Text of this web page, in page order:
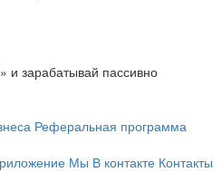
и зарабатывай пассивно
Реферальная программа
Мы В контакте Контакты